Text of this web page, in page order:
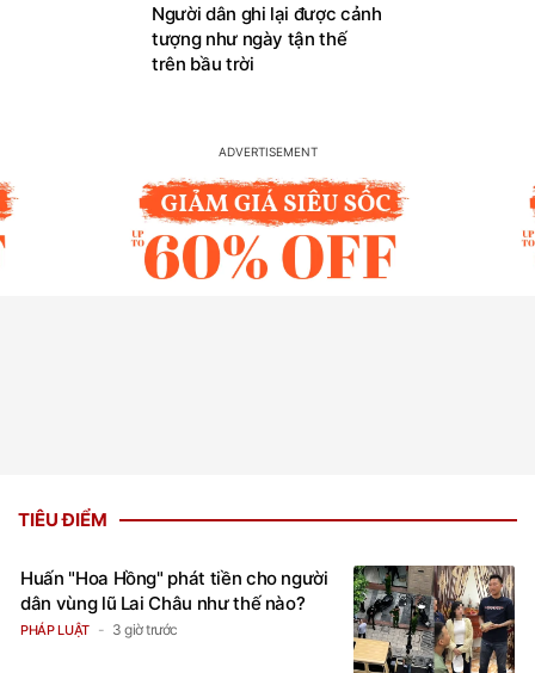
Người dân ghi lại được cảnh
tượng như ngày tận thế
trên bầu trời
TIÊU ĐIỂM
Huấn "Hoa Hồng" phát tiền cho người
dân vùng lũ Lai Châu như thế nào?
PHÁP LUẬT 3 giờ trước